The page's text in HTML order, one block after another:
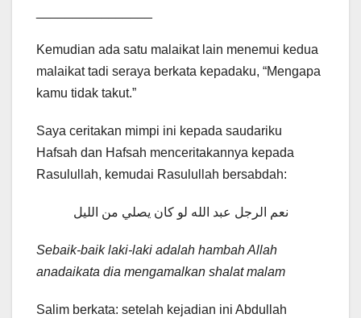
Kemudian ada satu malaikat lain menemui kedua
malaikat tadi seraya berkata kepadaku, “Mengapa
kamu tidak takut.”
Saya ceritakan mimpi ini kepada saudariku
Hafsah dan Hafsah menceritakannya kepada
Rasulullah, kemudai Rasulullah bersabdah:
نعم الرجل عبد الله لو كان يصلي من الليل
Sebaik-baik laki-laki adalah hambah Allah
anadaikata dia mengamalkan shalat malam
Salim berkata: setelah kejadian ini Abdullah